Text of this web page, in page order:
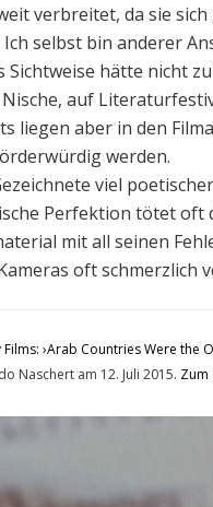
verbreitet, da sie
selbst bin anderer
hätte nicht
auf
liegen aber in den
werden.
viel
Perfektion tötet oft
mit all seinen
oft schmerzlich
›Arab Countries Were the
Naschert am 12. Juli 2015. Zum